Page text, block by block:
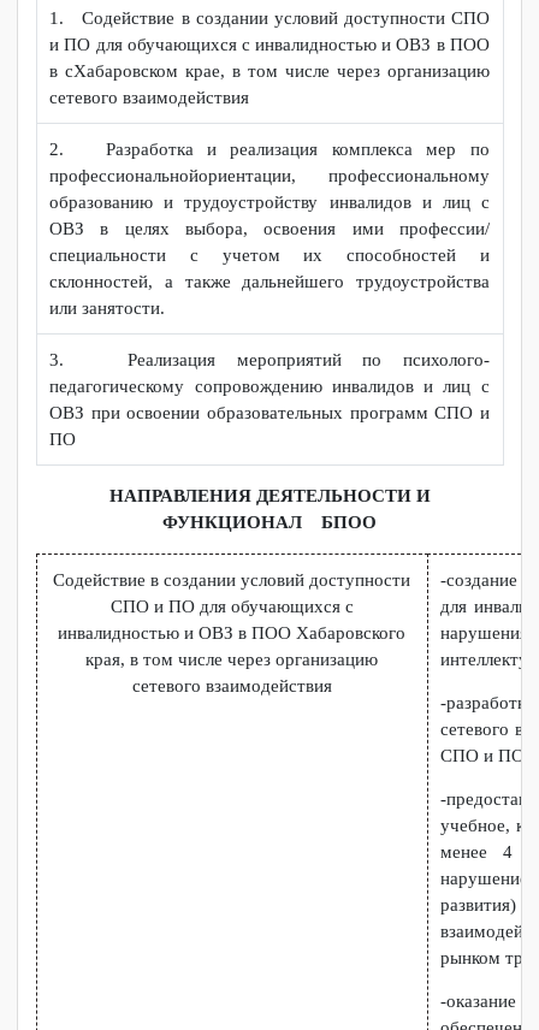
образования в субъекте Российской Федерации.
Задачи БПОО:
и ПО для обучающихся с инвалидностью и ОВЗ в ПОО
в сХабаровском крае, в том числе через организацию
сетевого взаимодействия
2. Разработка и реализация комплекса мер по
образованию и трудоустройству инвалидов и лиц с
ОВЗ в целях выбора, освоения ими профессии/
специальности с учетом их способностей и
склонностей, а также дальнейшего трудоустройства
или занятости.
3. Реализация мероприятий по психолого-
педагогическому сопровождению инвалидов и лиц с
ОВЗ при освоении образовательных программ СПО и
ПО
НАПРАВЛЕНИЯ ДЕЯТЕЛЬНОСТИ И
ФУНКЦИОНАЛ БПОО
Содействие в создании условий доступности
-
для
-
СПО и
-
менее